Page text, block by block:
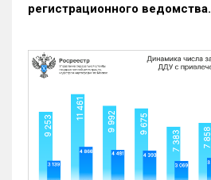
регистрационного ведомства.